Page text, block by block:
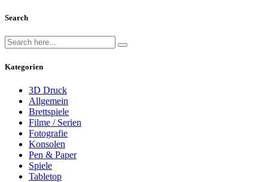
Search
Kategorien
3D Druck
Allgemein
Brettspiele
Filme / Serien
Fotografie
Konsolen
Pen & Paper
Spiele
Tabletop